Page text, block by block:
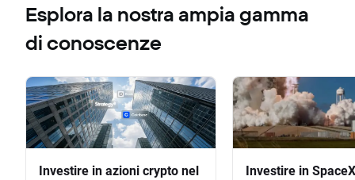
Esplora la nostra ampia gamma
di conoscenze
Investire in azioni crypto nel
Investire in